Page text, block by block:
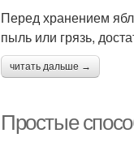
Перед хранением
пыль или грязь,
читать дальше →
Простые